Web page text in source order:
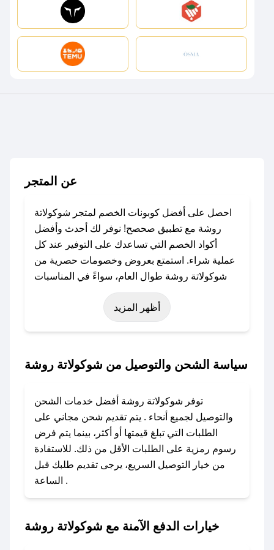
عن المتجر
احصل على أفضل كوبونات الخصم لمتجر شوكولاتة
روشة مع تطبيق صحصح! نوفر لك أحدث وأفضل
أكواد الخصم التي تساعدك على التوفير عند كل
عملية شراء. استمتع بعروض وخصومات حصرية من
شوكولاتة روشة طوال العام، سواءً في المناسبات
مثل عيد الفطر، عيد الأضحى، الجمعة البيضاء (شهر
نوفمبر)، رمضان، اليوم الوطني، يوم التأسيس، أو
حتى عروض خاصة أخرى.
روشة؟
كود خصم شوكولاتة روشة. وفي حال عدم توفر
الكوبون، تواصل معنا عبر تويتر أو البريد الإلكتروني
لإضافته بسرعة.
### كيفية استخدام كود خصم شوكولاتة روشة؟
1. انسخ كود الخصم من تطبيق صحصح.
2. الصقه في خانة الدفع عند التسوق من شوكولاتة
أظهر المزيد
سياسة الشحن والتوصيل من شوكولاتة روشة
توفر شوكولاتة روشة أفضل خدمات الشحن
والتوصيل لجميع أنحاء . يتم تقديم شحن مجاني على
الطلبات التي تبلغ قيمتها أو أكثر، بينما يتم فرض
رسوم رمزية على الطلبات الأقل من ذلك. للاستفادة
من خيار التوصيل السريع، يرجى تقديم طلبك قبل
الساعة .
خيارات الدفع الآمنة مع شوكولاتة روشة